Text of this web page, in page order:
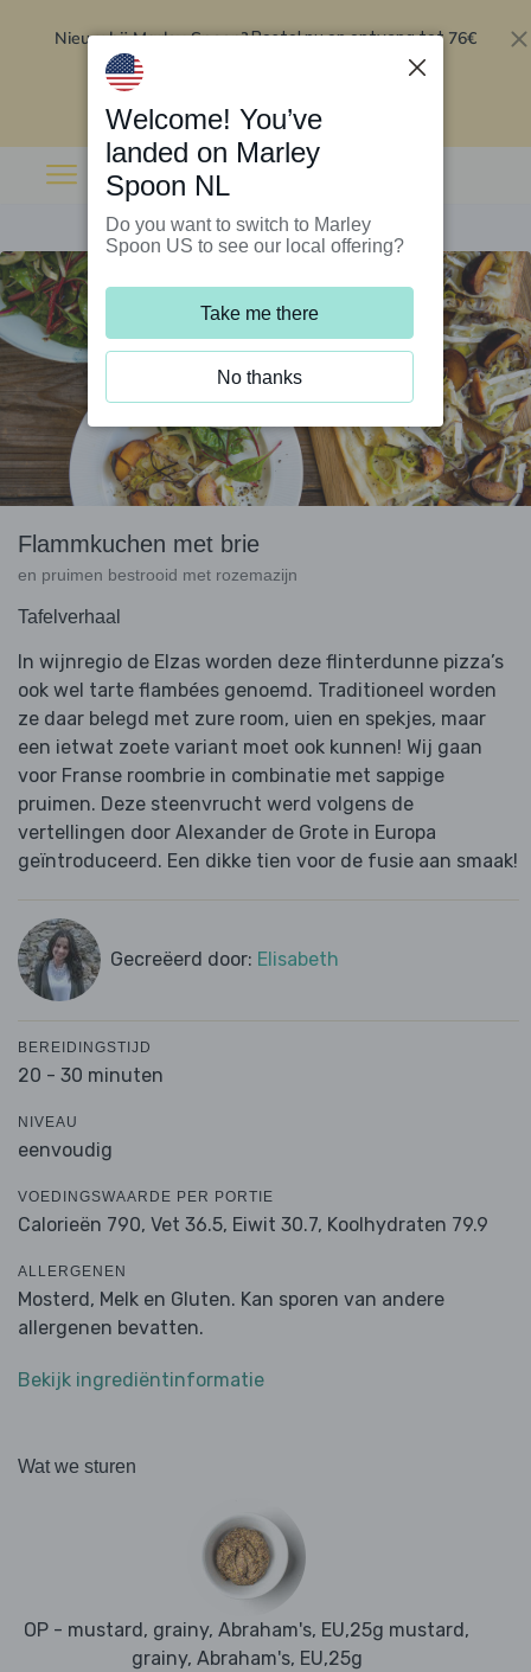
Nieuw bij Marley Spoon?Bestel nu en ontvang tot 76€
Flammkuchen met brie
en pruimen bestrooid met rozemazijn
Tafelverhaal
In wijnregio de Elzas worden deze flinterdunne pizza’s
ook wel tarte flambées genoemd. Traditioneel worden
ze daar belegd met zure room, uien en spekjes, maar
een ietwat zoete variant moet ook kunnen! Wij gaan
voor Franse roombrie in combinatie met sappige
pruimen. Deze steenvrucht werd volgens de
vertellingen door Alexander de Grote in Europa
geïntroduceerd. Een dikke tien voor de fusie aan smaak!
Gecreëerd door: Elisabeth
BEREIDINGSTIJD
20 - 30 minuten
NIVEAU
eenvoudig
VOEDINGSWAARDE PER PORTIE
Calorieën 790, Vet 36.5, Eiwit 30.7, Koolhydraten 79.9
ALLERGENEN
Mosterd, Melk en Gluten. Kan sporen van andere
allergenen bevatten.
Bekijk ingrediëntinformatie
Wat we sturen
OP - mustard, grainy, Abraham's, EU,25g mustard,
grainy, Abraham's, EU,25g
Welcome! You’ve
landed on Marley
Spoon NL
Do you want to switch to Marley
Spoon US to see our local offering?
Take me there
No thanks